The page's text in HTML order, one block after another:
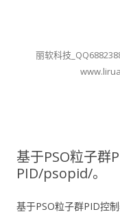
丽软科技
基于PSO粒子群
PID/psopid/。
基于PSO粒子群PID控